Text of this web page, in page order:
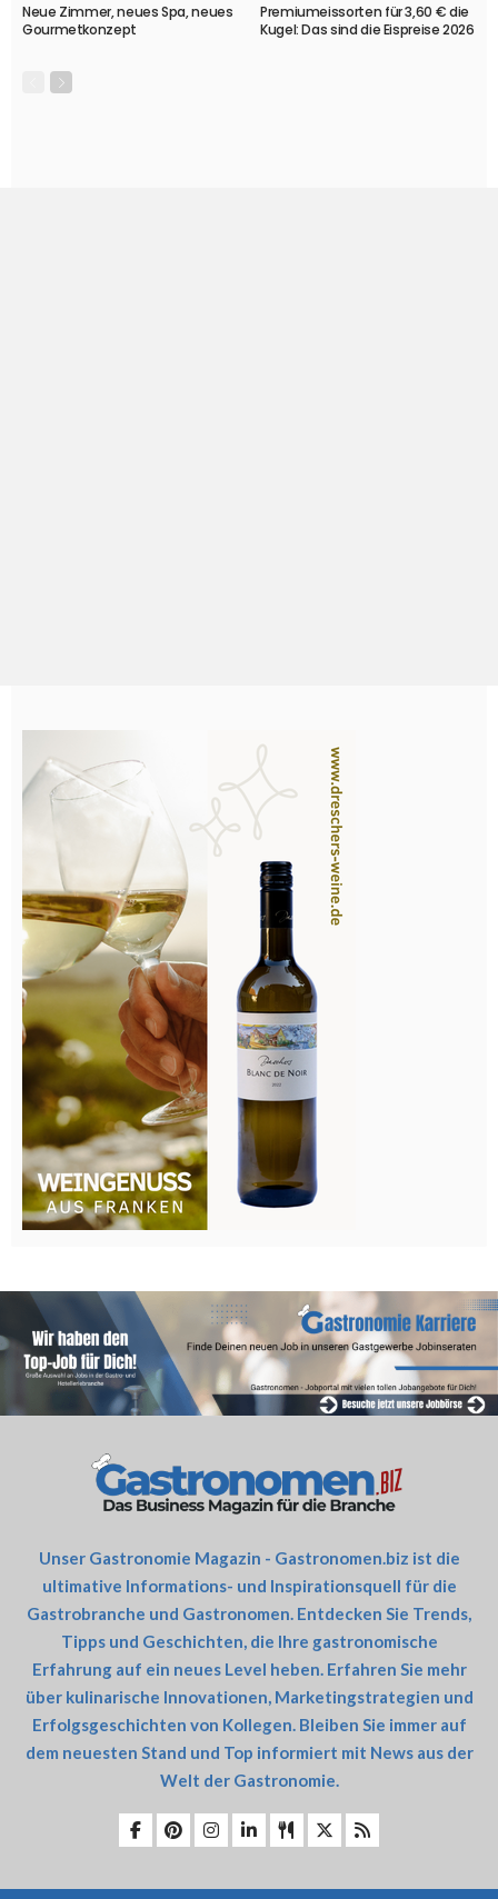
Neue Zimmer, neues Spa, neues
Gourmetkonzept
Premiumeissorten für 3,60 € die
Kugel: Das sind die Eispreise 2026
Unser Gastronomie Magazin - Gastronomen.biz ist die
ultimative Informations- und Inspirationsquell für die
Gastrobranche und Gastronomen. Entdecken Sie Trends,
Tipps und Geschichten, die Ihre gastronomische
Erfahrung auf ein neues Level heben. Erfahren Sie mehr
über kulinarische Innovationen, Marketingstrategien und
Erfolgsgeschichten von Kollegen. Bleiben Sie immer auf
dem neuesten Stand und Top informiert mit News aus der
Welt der Gastronomie.